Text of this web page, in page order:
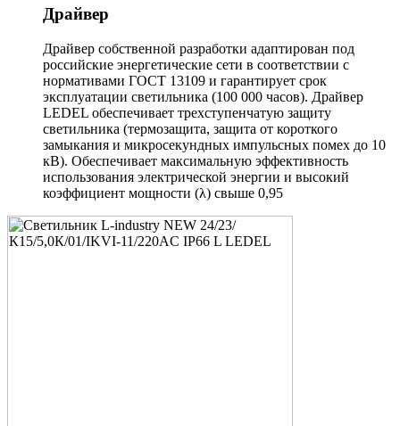
Драйвер
Драйвер собственной разработки адаптирован под
российские энергетические сети в соответствии с
нормативами ГОСТ 13109 и гарантирует срок
эксплуатации светильника (100 000 часов). Драйвер
LEDEL обеспечивает трехступенчатую защиту
светильника (термозащита, защита от короткого
замыкания и микросекундных импульсных помех до 10
кВ). Обеспечивает максимальную эффективность
использования электрической энергии и высокий
коэффициент мощности (λ) свыше 0,95